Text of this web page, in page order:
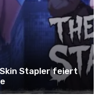
Stapler feiert